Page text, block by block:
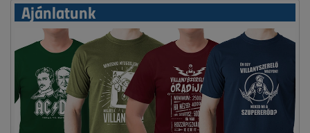
Ajánlatunk